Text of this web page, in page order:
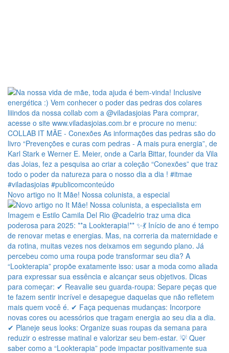
Novo artigo no It Mãe! Nossa colunista, a especial